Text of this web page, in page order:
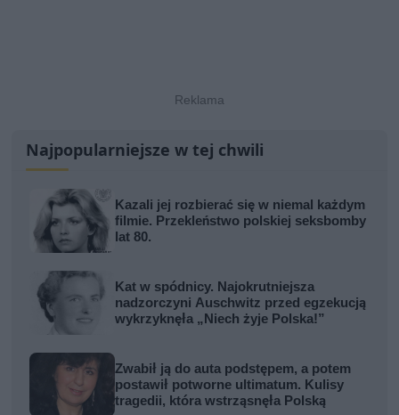
Najpopularniejsze w tej chwili
Kazali jej rozbierać się w niemal każdym
filmie. Przekleństwo polskiej seksbomby
lat 80.
Kat w spódnicy. Najokrutniejsza
nadzorczyni Auschwitz przed egzekucją
wykrzyknęła „Niech żyje Polska!”
Zwabił ją do auta podstępem, a potem
postawił potworne ultimatum. Kulisy
tragedii, która wstrząsnęła Polską